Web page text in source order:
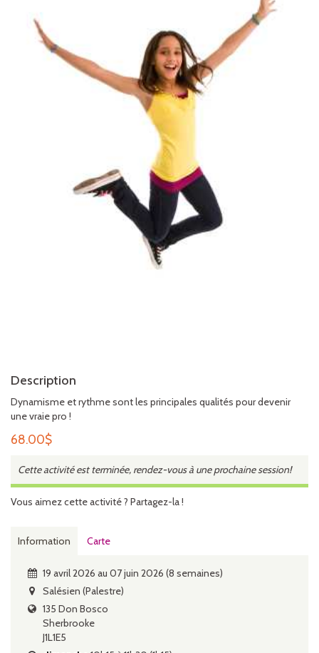
Description
Dynamisme et rythme sont les principales qualités pour devenir
une vraie pro !
68.00$
Cette activité est terminée, rendez-vous à une prochaine session!
Vous aimez cette activité ? Partagez-la !
Information Carte
19 avril 2026 au 07 juin 2026 (8 semaines)
Salésien (Palestre)
135 Don Bosco
Sherbrooke
J1L1E5